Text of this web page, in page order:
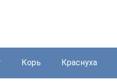
Корь Краснуха